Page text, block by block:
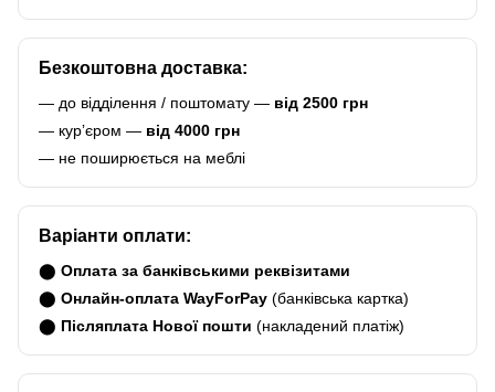
Безкоштовна доставка:
— до відділення / поштомату — від 2500 грн
— курʼєром — від 4000 грн
— не поширюється на меблі
Варіанти оплати:
⬤ Оплата за банківськими реквізитами
⬤ Онлайн-оплата WayForPay (банківська картка)
⬤ Післяплата Нової пошти (накладений платіж)